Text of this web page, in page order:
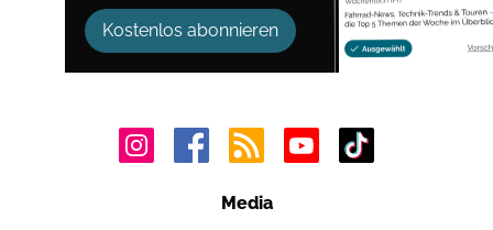
Kostenlos abonnieren
Media